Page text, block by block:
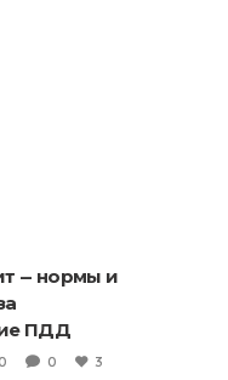
— нормы и
ПДД
0 3